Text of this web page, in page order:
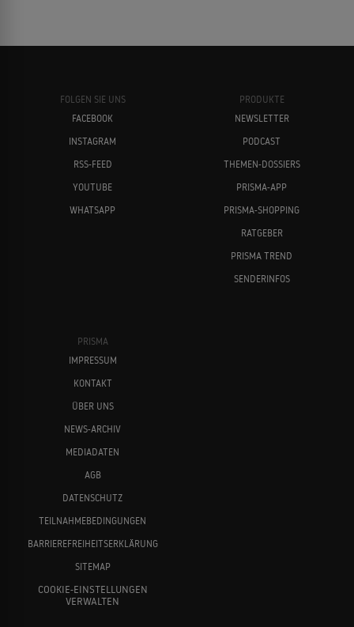
FOLGEN SIE UNS
FACEBOOK
INSTAGRAM
RSS-FEED
YOUTUBE
WHATSAPP
PRODUKTE
NEWSLETTER
PODCAST
THEMEN-DOSSIERS
PRISMA-APP
PRISMA-SHOPPING
RATGEBER
PRISMA TREND
SENDERINFOS
PRISMA
IMPRESSUM
KONTAKT
ÜBER UNS
NEWS-ARCHIV
MEDIADATEN
AGB
DATENSCHUTZ
TEILNAHMEBEDINGUNGEN
BARRIEREFREIHEITSERKLÄRUNG
SITEMAP
COOKIE-EINSTELLUNGEN
VERWALTEN